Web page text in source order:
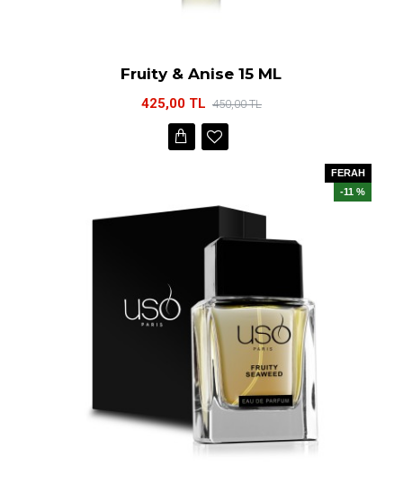
Fruity & Anise 15 ML
425,00 TL 450,00 TL
FERAH
-11 %